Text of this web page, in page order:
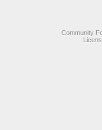
Community